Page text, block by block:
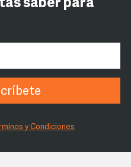
saber para
y Condiciones